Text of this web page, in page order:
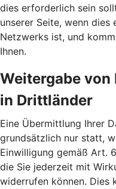
dies erforderlich sein
unserer Seite, wenn dies
Netzwerks ist, und
Ihnen.
Weitergabe
in Drittländer
Eine Übermittlung Ihrer
grundsätzlich nur statt,
Einwilligung gemäß Art.
die Sie jederzeit mit
widerrufen können. Dies